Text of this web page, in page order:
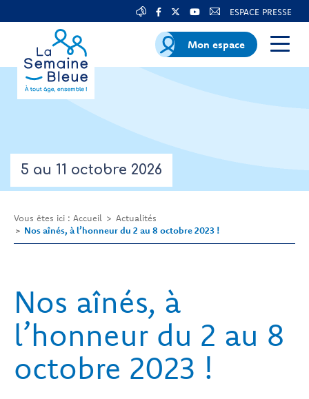
ESPACE PRESSE
Mon espace
5 au 11 octobre 2026
Vous êtes ici : Accueil
Actualités
Nos aînés, à l’honneur du 2 au 8 octobre 2023 !
Nos aînés, à
l’honneur du 2 au 8
octobre 2023 !